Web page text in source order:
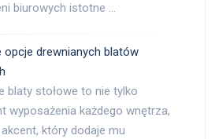
biurowych istotne …
opcje drewnianych blatów
blaty stołowe to nie tylko
wyposażenia każdego wnętrza,
który dodaje mu